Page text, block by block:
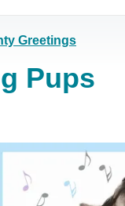
Greetings
Pups